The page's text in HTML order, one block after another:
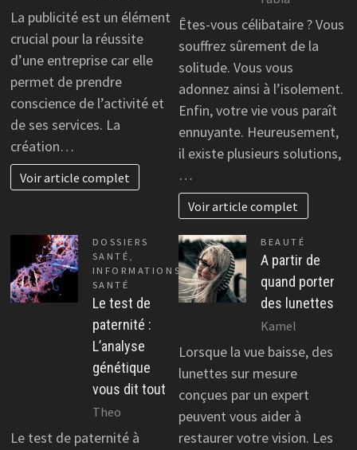
La publicité est un élément
crucial pour la réussite
d’une entreprise car elle
permet de prendre
conscience de l’activité et
de ses services. La
création…
Voir article complet
Êtes-vous célibataire ? Vous
souffrez sûrement de la
solitude. Vous vous
adonnez ainsi à l’isolement.
Enfin, votre vie vous paraît
ennuyante. Heureusement,
il existe plusieurs solutions,
…
Voir article complet
DOSSIERS
SANTÉ
INFORMATIONS
SANTÉ
Le test de
paternité :
L’analyse
génétique
vous dit tout
Theo
Le test de paternité à
BEAUTÉ
A partir de
quand porter
des lunettes
Kamel
Lorsque la vue baisse, des
lunettes sur mesure
conçues par un expert
peuvent vous aider à
restaurer votre vision. Les